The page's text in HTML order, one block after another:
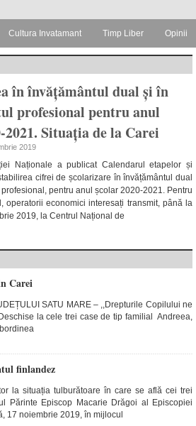
Cultura Invatamant Timp Liber Opinii
în învățământul dual și în
profesional pentru anul
2021. Situația de la Carei
2019
Naționale a publicat Calendarul etapelor și
cifrei de școlarizare în învățământul dual
pentru anul școlar 2020-2021. Pentru
operatorii economici interesați transmit, până la
2019, la Centrul Național de
Carei
SATU MARE – ,,Drepturile Copilului ne
la cele trei case de tip familial Andreea,
finlandez
la situația tulburătoare în care se află cei trei
Părinte Episcop Macarie Drăgoi al Episcopiei
17 noiembrie 2019, în mijlocul